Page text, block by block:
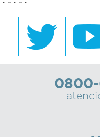
Recorrido
colectivos
Recarga
~ ~ ~ ~ ~